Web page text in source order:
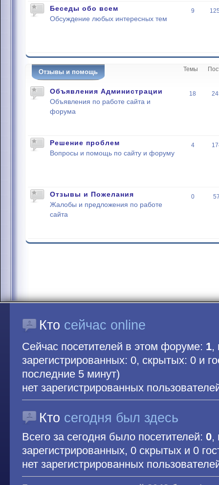
Беседы обо всем
Обсуждение любых интересных тем
9
Отзывы и помощь Темы
Объявления Администрации
Объявления по работе сайта и
форума
18
Решение проблем
Вопросы и помощь по сайту и форуму
4
Отзывы и Пожелания
Жалобы и предложения по работе
сайта
0
Кто сейчас online
Сейчас посетителей в этом форуме: 1,
зарегистрированных: 0, скрытых: 0 и
последние 5 минут)
нет зарегистрированных
Кто сегодня был здесь
Всего за сегодня было посетителей: 0,
зарегистрированных, 0 скрытых и 0
нет зарегистрированных